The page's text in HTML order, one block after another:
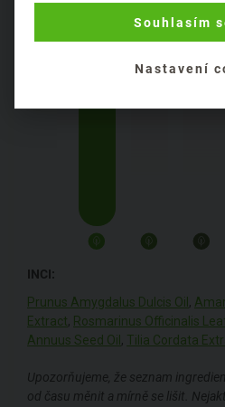
INCI:
Prunus Amygdalus Dulcis Oil ,
Extract, Rosmarinus Officinalis
Annuus Seed Oil , Tilia Cordata
Upozorňujeme, že seznam
od času měnit a mírně se lišit.
Souhlasím
Nastavení